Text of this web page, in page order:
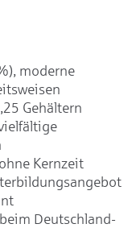
moderne
Gehältern
Kernzeit
Deutschland-